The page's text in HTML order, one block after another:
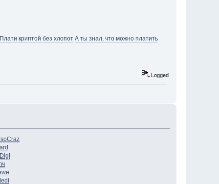
Плати криптой без хлопот А ты знал, что можно платить
Logged
Craz